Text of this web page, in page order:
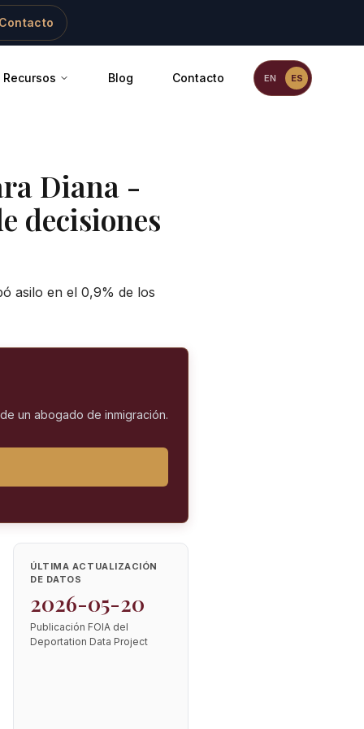
Recursos Blog Contacto ES
EN
Diana -
decisiones
asilo en el 0,9% de los
un abogado de inmigración.
ÚLTIMA ACTUALIZACIÓN
DE DATOS
2026-05-20
Publicación FOIA del
Deportation Data Project